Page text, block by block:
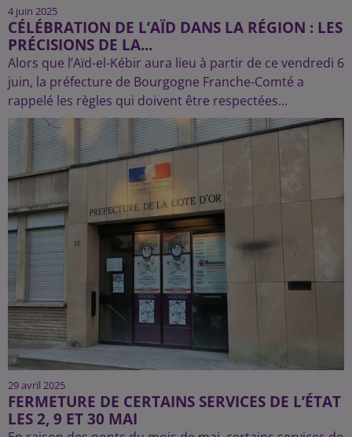
4 juin 2025
CÉLÉBRATION DE L’AÏD DANS LA RÉGION : LES
PRÉCISIONS DE LA...
Alors que l’Aïd-el-Kébir aura lieu à partir de ce vendredi 6
juin, la préfecture de Bourgogne Franche-Comté a
rappelé les règles qui doivent être respectées...
29 avril 2025
FERMETURE DE CERTAINS SERVICES DE L’ÉTAT
LES 2, 9 ET 30 MAI